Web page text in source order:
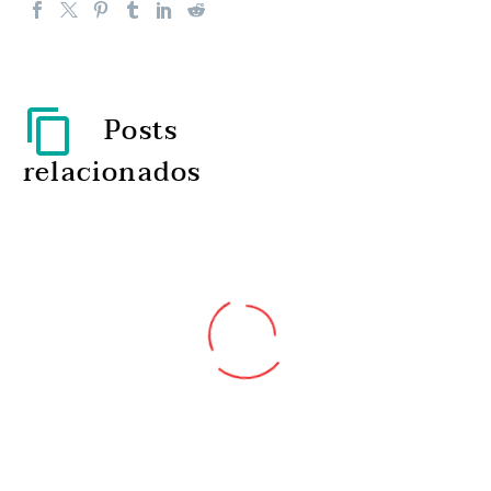
Posts
relacionados